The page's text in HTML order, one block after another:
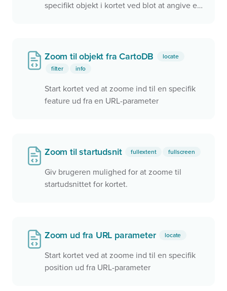
specifikt objekt i kortet ved blot at angive en
Det er også muligt at angive id i URL'en
widget-key=H02026
Zoom til objekt fra CartoDB
locate
filter
info
Start kortet ved at zoome ind til en specifik
feature ud fra en URL-parameter
Zoom til startudsnit fullextent fullscreen
Giv brugeren mulighed for at zoome til
startudsnittet for kortet.
Zoom ud fra URL parameter locate
Start kortet ved at zoome ind til en specifik
position ud fra URL-parameter